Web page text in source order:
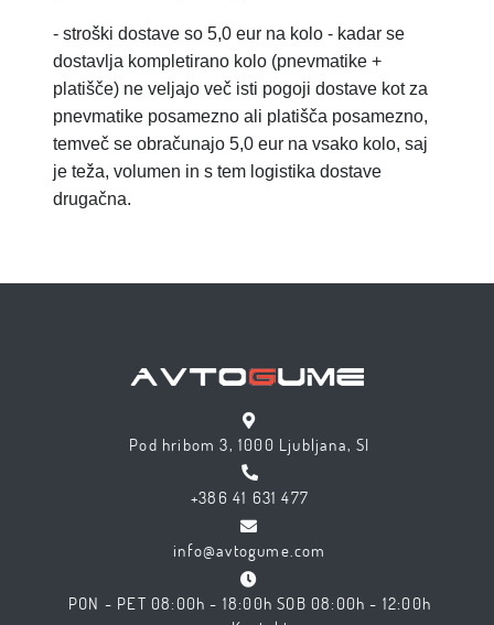
- stroški dostave so 5,0 eur na kolo - kadar se
dostavlja kompletirano kolo (pnevmatike +
platišče) ne veljajo več isti pogoji dostave kot za
pnevmatike posamezno ali platišča posamezno,
temveč se obračunajo 5,0 eur na vsako kolo, saj
je teža, volumen in s tem logistika dostave
drugačna.
Pod hribom 3, 1000 Ljubljana, SI
+386 41 631 477
info@avtogume.com
PON - PET 08:00h - 18:00h SOB 08:00h - 12:00h